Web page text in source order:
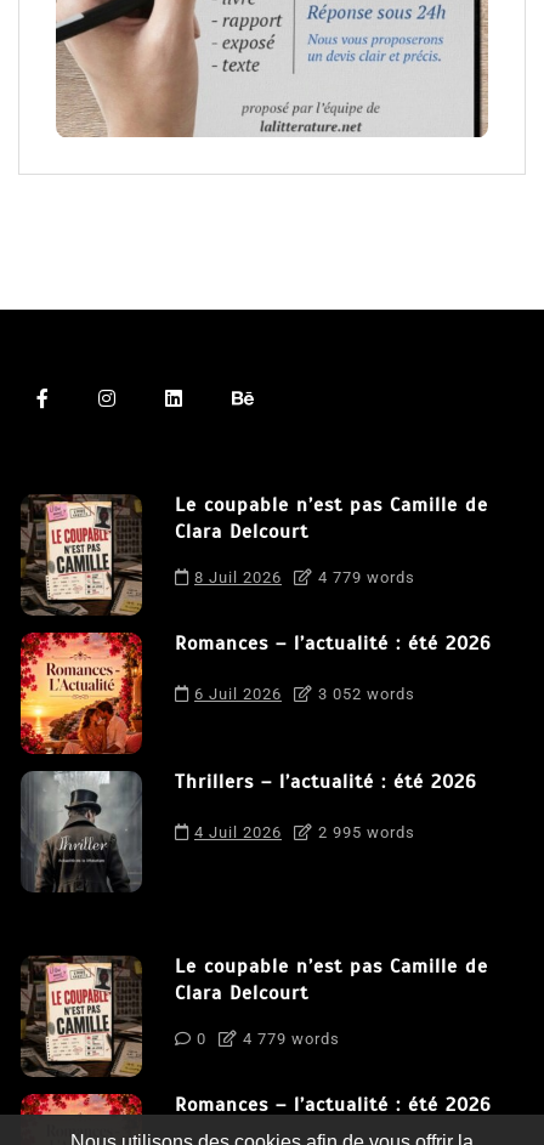
Le coupable n’est pas Camille de
Clara Delcourt
8 Juil 2026 4 779 words
Romances – l’actualité : été 2026
6 Juil 2026 3 052 words
Thrillers – l’actualité : été 2026
4 Juil 2026 2 995 words
Le coupable n’est pas Camille de
Clara Delcourt
0 4 779 words
Romances – l’actualité : été 2026